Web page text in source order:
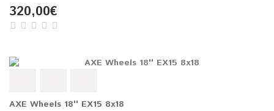
320,00€
AXE Wheels 18'' EX15 8x18